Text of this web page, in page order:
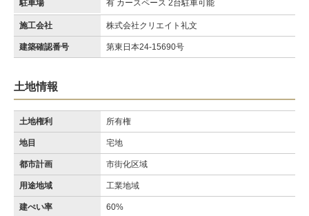
駐車場 有 カースペース 2台駐車可能
施工会社 株式会社クリエイト礼文
建築確認番号 第東日本24-15690号
土地情報
土地権利 所有権
地目 宅地
都市計画 市街化区域
用途地域 工業地域
建ぺい率 60%